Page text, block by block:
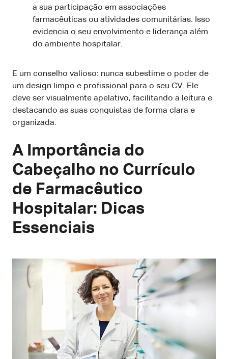
a sua participação em associações
farmacêuticas ou atividades comunitárias. Isso
evidencia o seu envolvimento e liderança além
do ambiente hospitalar.
E um conselho valioso: nunca subestime o poder de
um design limpo e profissional para o seu CV. Ele
deve ser visualmente apelativo, facilitando a leitura e
destacando as suas conquistas de forma clara e
organizada.
A Importância do
Cabeçalho no Currículo
de Farmacêutico
Hospitalar: Dicas
Essenciais